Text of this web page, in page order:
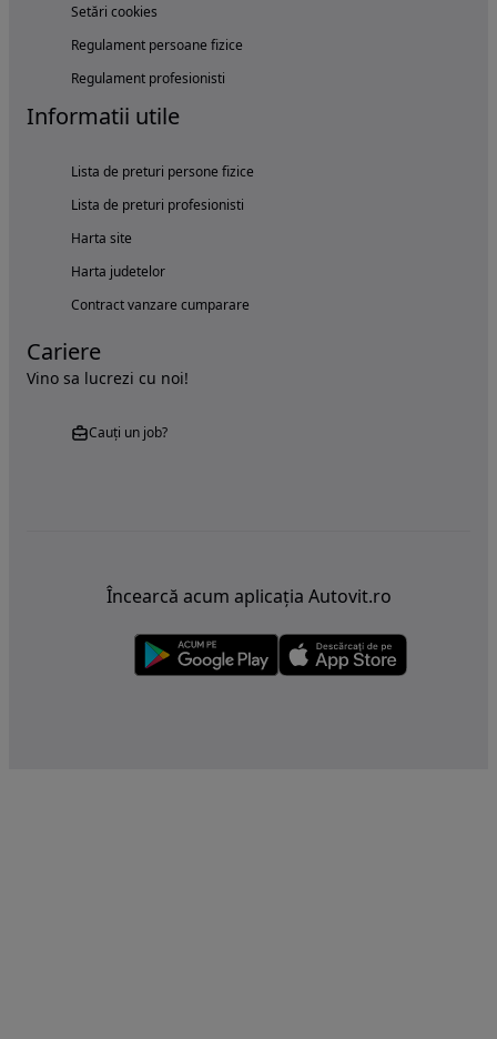
Setări cookies
Regulament persoane fizice
Regulament profesionisti
Informatii utile
Lista de preturi persone fizice
Lista de preturi profesionisti
Harta site
Harta judetelor
Contract vanzare cumparare
Cariere
Vino sa lucrezi cu noi!
Cauți un job?
Încearcă acum aplicația Autovit.ro